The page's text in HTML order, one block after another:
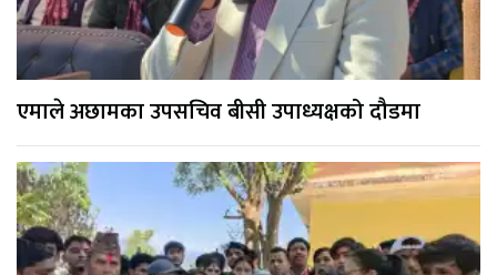
एमाले अछामका उपसचिव बीसी उपाध्यक्षको दौडमा